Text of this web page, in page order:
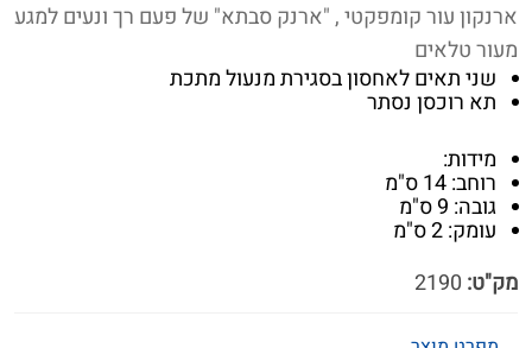
ארנקון עור קומפקטי , "ארנק סבתא" של פעם רך ונעים למגע
מעור טלאים
שני תאים לאחסון בסגירת מנעול מתכת
תא רוכסן נסתר
מידות:
רוחב: 14 ס"מ
גובה: 9 ס"מ
עומק: 2 ס"מ
מק"ט: